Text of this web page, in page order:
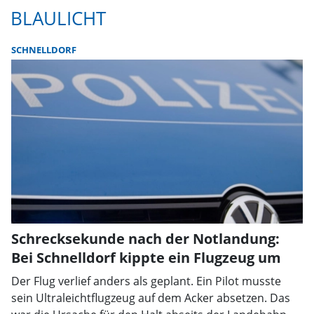
BLAULICHT
SCHNELLDORF
Schrecksekunde nach der Notlandung:
Bei Schnelldorf kippte ein Flugzeug um
Der Flug verlief anders als geplant. Ein Pilot musste
sein Ultraleichtflugzeug auf dem Acker absetzen. Das